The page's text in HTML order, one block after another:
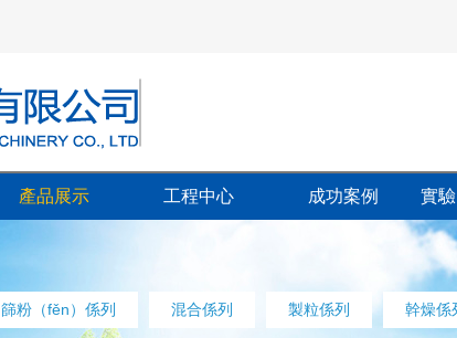
產品展示 工程中心 成功案例 實
篩粉（fěn）係列 混合係列 製粒係列 幹燥係